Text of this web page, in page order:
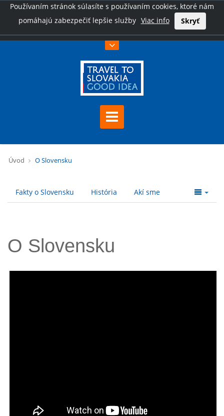
Používaním stránok súlasíte s používaním cookies, ktoré nám
pomáhajú zabezpečiť lepšie služby Viac info Skryť
Úvod O Slovensku
Fakty o Slovensku História Akí sme
O Slovensku